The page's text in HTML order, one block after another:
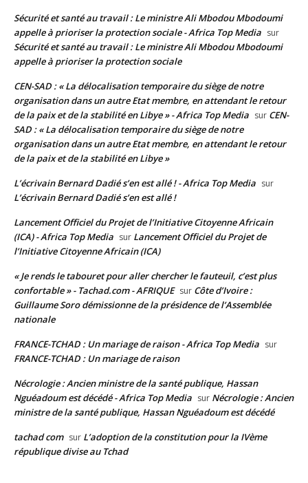
Sécurité et santé au travail : Le ministre Ali Mbodou Mbodoumi
appelle à prioriser la protection sociale - Africa Top Media sur
Sécurité et santé au travail : Le ministre Ali Mbodou Mbodoumi
appelle à prioriser la protection sociale
CEN-SAD : « La délocalisation temporaire du siège de notre
organisation dans un autre Etat membre, en attendant le retour
de la paix et de la stabilité en Libye » - Africa Top Media sur CEN-
SAD : « La délocalisation temporaire du siège de notre
organisation dans un autre Etat membre, en attendant le retour
de la paix et de la stabilité en Libye »
L’écrivain Bernard Dadié s’en est allé ! - Africa Top Media sur
L’écrivain Bernard Dadié s’en est allé !
Lancement Officiel du Projet de l’Initiative Citoyenne Africain
(ICA) - Africa Top Media sur Lancement Officiel du Projet de
l’Initiative Citoyenne Africain (ICA)
« Je rends le tabouret pour aller chercher le fauteuil, c’est plus
confortable » - Tachad.com - AFRIQUE sur Côte d’Ivoire :
Guillaume Soro démissionne de la présidence de l’Assemblée
nationale
FRANCE-TCHAD : Un mariage de raison - Africa Top Media sur
FRANCE-TCHAD : Un mariage de raison
Nécrologie : Ancien ministre de la santé publique, Hassan
Nguéadoum est décédé - Africa Top Media sur Nécrologie : Ancien
ministre de la santé publique, Hassan Nguéadoum est décédé
tachad com sur L’adoption de la constitution pour la IVème
république divise au Tchad